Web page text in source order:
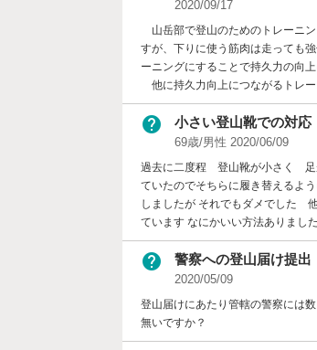
2020/09/17
山岳部で登山のためのトレーニ
すが、下りに使う筋肉は走っても
ーニングにすることで持久力の向
他に持久力向上につながるトレー
help 小さい登山靴での対応
69歳/男性 2020/06/09
過去に二度程 登山靴が小さく 足
ていたのでそちらに履き替えるよ
しましたが それでもダメでした
ています なにかいい方法ありまし
help 警察への登山届け提出
2020/05/09
登山届けにあたり管轄の警察には
無いですか？